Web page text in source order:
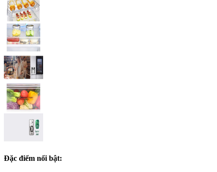
Đặc điểm nổi bật: